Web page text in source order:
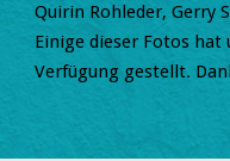
Quirin Rohleder, Gerry
Einige dieser Fotos hat
Verfügung gestellt.